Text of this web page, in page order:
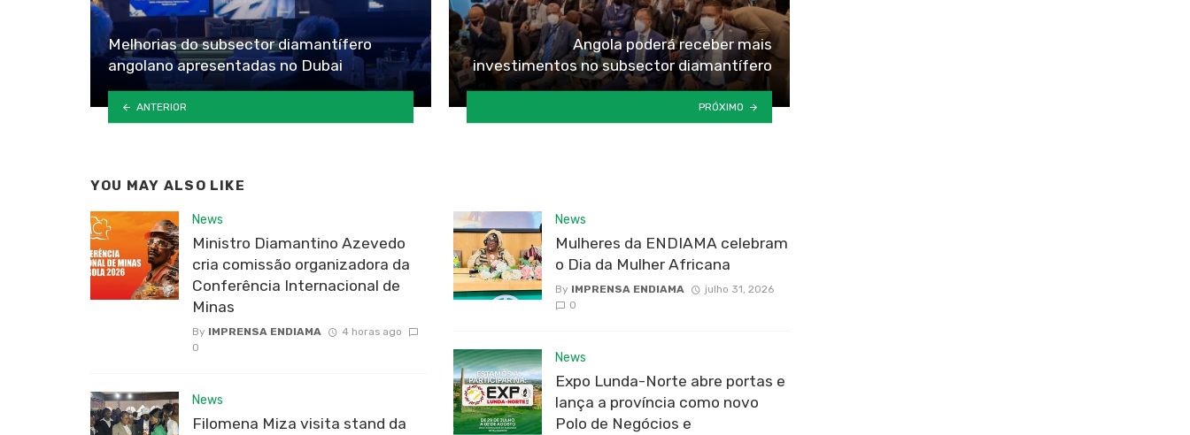
Melhorias do subsector diamantífero
angolano apresentadas no Dubai
ANTERIOR
Angola poderá receber mais
investimentos no subsector diamantífero
PRÓXIMO
YOU MAY ALSO LIKE
News
Ministro Diamantino Azevedo
cria comissão organizadora da
Conferência Internacional de
Minas
By IMPRENSA ENDIAMA
4 horas ago
0
News
Filomena Miza visita stand da
News
Mulheres da ENDIAMA celebram
o Dia da Mulher Africana
By IMPRENSA ENDIAMA
julho 31, 2026
0
News
Expo Lunda-Norte abre portas e
lança a província como novo
Polo de Negócios e